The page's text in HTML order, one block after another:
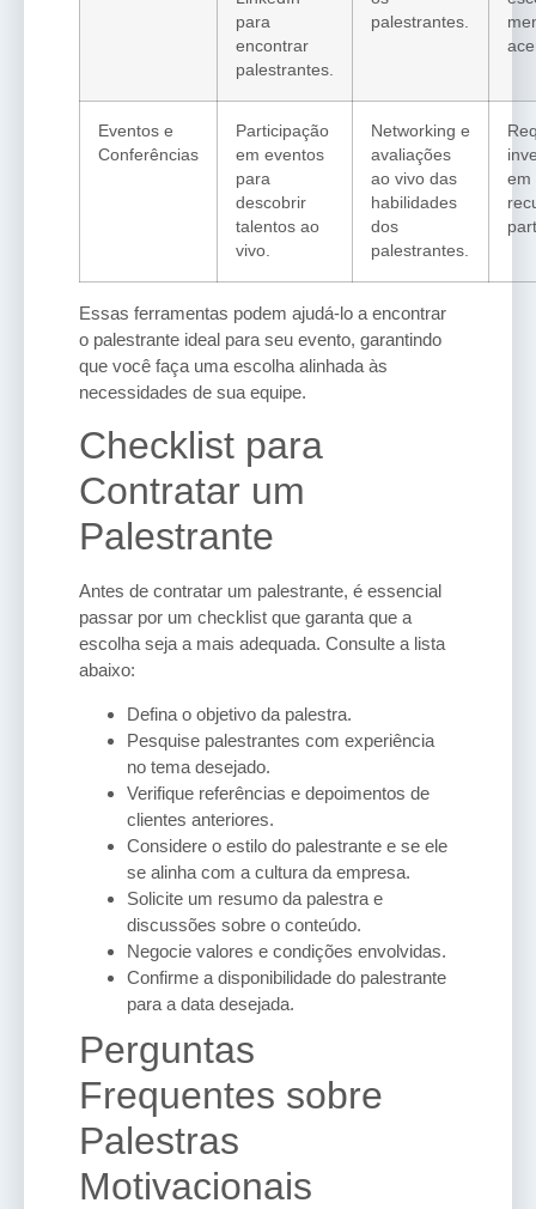
para
encontrar
palestrantes.
palestrantes.
Eventos e
Conferências
Participação
em eventos
para
descobrir
talentos ao
vivo.
Networking e
avaliações
ao vivo das
habilidades
dos
palestrantes.
em
Essas ferramentas podem ajudá-lo a encontrar
o palestrante ideal para seu evento, garantindo
que você faça uma escolha alinhada às
necessidades de sua equipe.
Checklist para
Contratar um
Palestrante
Antes de contratar um palestrante, é essencial
passar por um checklist que garanta que a
escolha seja a mais adequada. Consulte a lista
abaixo:
Defina o objetivo da palestra.
Pesquise palestrantes com experiência
no tema desejado.
Verifique referências e depoimentos de
clientes anteriores.
Considere o estilo do palestrante e se ele
se alinha com a cultura da empresa.
Solicite um resumo da palestra e
discussões sobre o conteúdo.
Negocie valores e condições envolvidas.
Confirme a disponibilidade do palestrante
para a data desejada.
Perguntas
Frequentes sobre
Palestras
Motivacionais